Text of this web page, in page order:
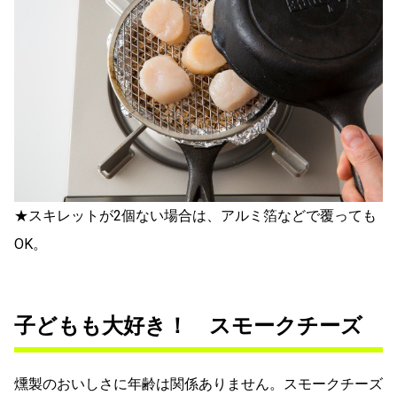
★スキレットが2個ない場合は、アルミ箔などで覆っても
OK。
子どもも大好き！ スモークチーズ
燻製のおいしさに年齢は関係ありません。スモークチーズ